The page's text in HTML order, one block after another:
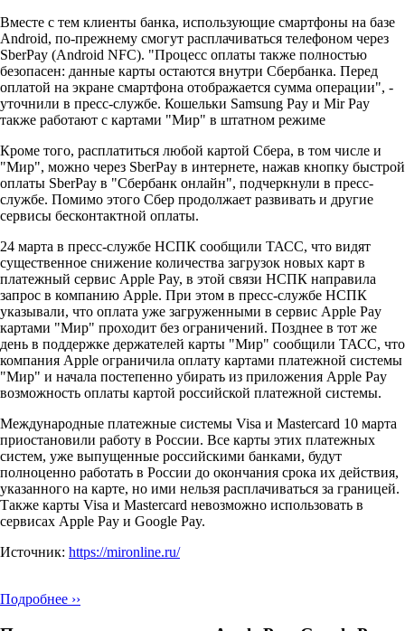
Вместе с тем клиенты банка, использующие смартфоны на базе
Android, по-прежнему смогут расплачиваться телефоном через
SberPay (Android NFC). "Процесс оплаты также полностью
безопасен: данные карты остаются внутри Сбербанка. Перед
оплатой на экране смартфона отображается сумма операции", -
уточнили в пресс-службе. Кошельки Samsung Pay и Mir Pay
также работают с картами "Мир" в штатном режиме
Кроме того, расплатиться любой картой Сбера, в том числе и
"Мир", можно через SberPay в интернете, нажав кнопку быстрой
оплаты SberPay в "Сбербанк онлайн", подчеркнули в пресс-
службе. Помимо этого Сбер продолжает развивать и другие
сервисы бесконтактной оплаты.
24 марта в пресс-службе НСПК сообщили ТАСС, что видят
существенное снижение количества загрузок новых карт в
платежный сервис Apple Pay, в этой связи НСПК направила
запрос в компанию Apple. При этом в пресс-службе НСПК
указывали, что оплата уже загруженными в сервис Apple Pay
картами "Мир" проходит без ограничений. Позднее в тот же
день в поддержке держателей карты "Мир" сообщили ТАСС, что
компания Apple ограничила оплату картами платежной системы
"Мир" и начала постепенно убирать из приложения Apple Pay
возможность оплаты картой российской платежной системы.
Международные платежные системы Visa и Mastercard 10 марта
приостановили работу в России. Все карты этих платежных
систем, уже выпущенные российскими банками, будут
полноценно работать в России до окончания срока их действия,
указанного на карте, но ими нельзя расплачиваться за границей.
Также карты Visa и Mastercard невозможно использовать в
сервисах Apple Pay и Google Pay.
Источник: https://mironline.ru/
Подробнее ››